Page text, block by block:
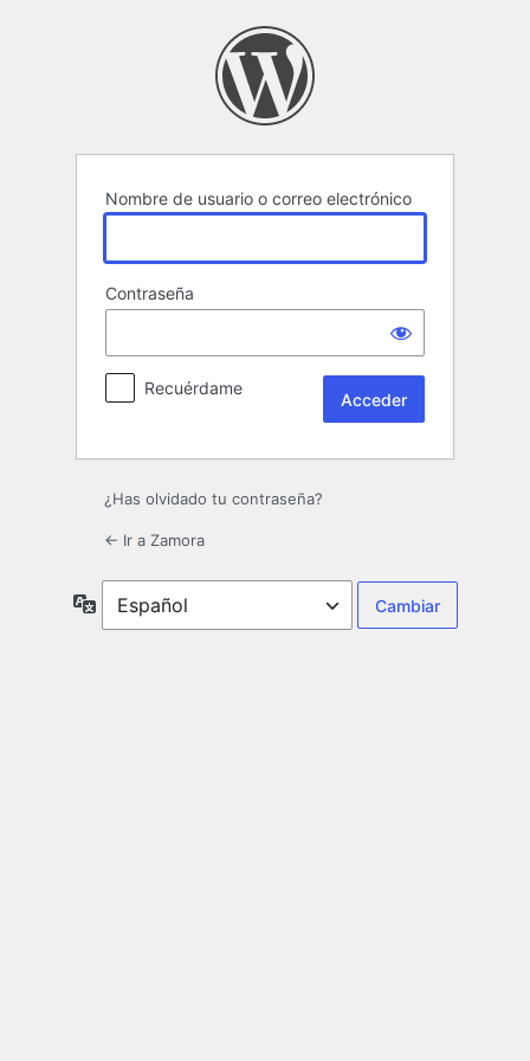
Nombre de usuario o correo electrónico
Contraseña
Recuérdame
¿Has olvidado tu contraseña?
← Ir a Zamora
Idioma